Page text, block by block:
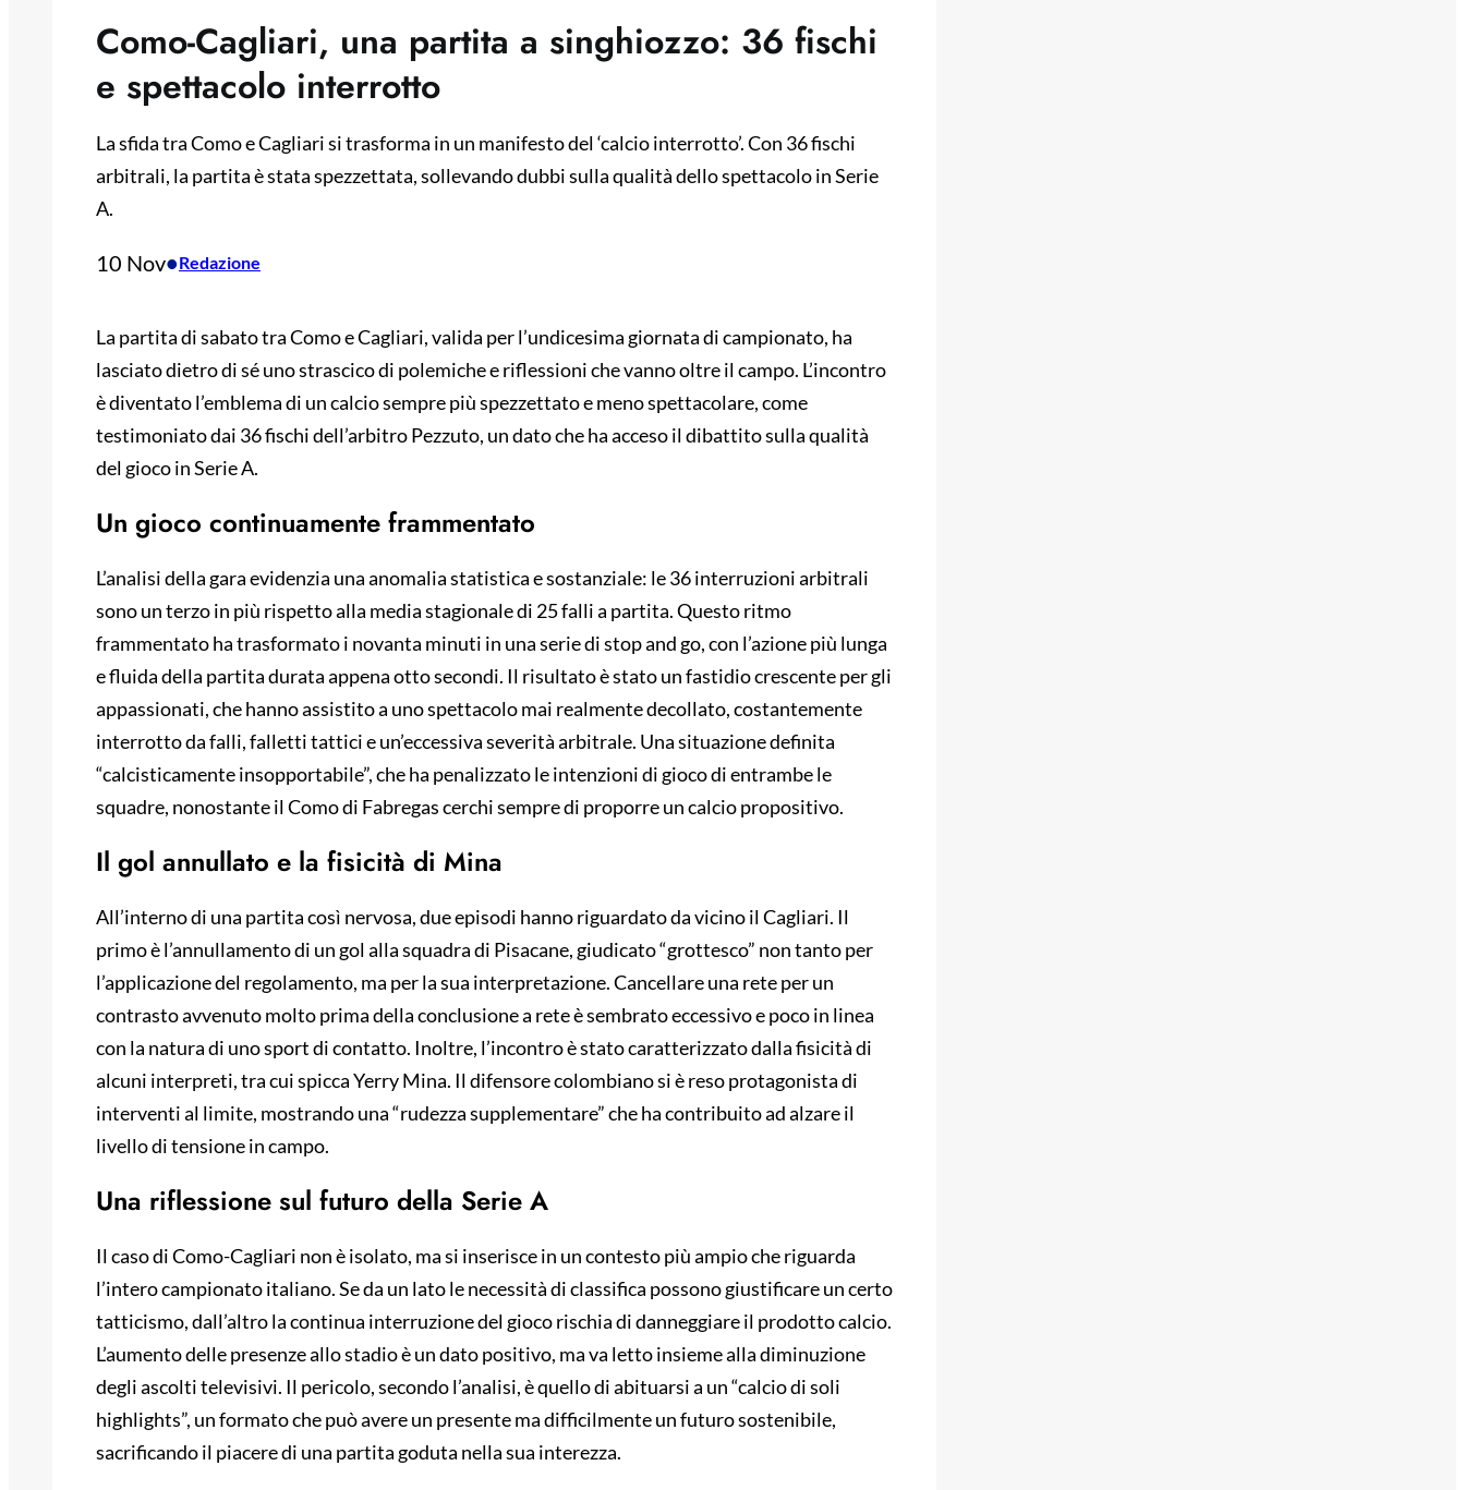
Como-Cagliari, una partita a singhiozzo: 36 fischi
e spettacolo interrotto
La sfida tra Como e Cagliari si trasforma in un manifesto del ‘calcio interrotto’. Con 36 fischi
arbitrali, la partita è stata spezzettata, sollevando dubbi sulla qualità dello spettacolo in Serie
A.
10 Nov•Redazione
La partita di sabato tra Como e Cagliari, valida per l’undicesima giornata di campionato, ha
lasciato dietro di sé uno strascico di polemiche e riflessioni che vanno oltre il campo. L’incontro
è diventato l’emblema di un calcio sempre più spezzettato e meno spettacolare, come
testimoniato dai 36 fischi dell’arbitro Pezzuto, un dato che ha acceso il dibattito sulla qualità
del gioco in Serie A.
Un gioco continuamente frammentato
L’analisi della gara evidenzia una anomalia statistica e sostanziale: le 36 interruzioni arbitrali
sono un terzo in più rispetto alla media stagionale di 25 falli a partita. Questo ritmo
frammentato ha trasformato i novanta minuti in una serie di stop and go, con l’azione più lunga
e fluida della partita durata appena otto secondi. Il risultato è stato un fastidio crescente per gli
appassionati, che hanno assistito a uno spettacolo mai realmente decollato, costantemente
interrotto da falli, falletti tattici e un’eccessiva severità arbitrale. Una situazione definita
“calcisticamente insopportabile”, che ha penalizzato le intenzioni di gioco di entrambe le
squadre, nonostante il Como di Fabregas cerchi sempre di proporre un calcio propositivo.
Il gol annullato e la fisicità di Mina
All’interno di una partita così nervosa, due episodi hanno riguardato da vicino il Cagliari. Il
primo è l’annullamento di un gol alla squadra di Pisacane, giudicato “grottesco” non tanto per
l’applicazione del regolamento, ma per la sua interpretazione. Cancellare una rete per un
contrasto avvenuto molto prima della conclusione a rete è sembrato eccessivo e poco in linea
con la natura di uno sport di contatto. Inoltre, l’incontro è stato caratterizzato dalla fisicità di
alcuni interpreti, tra cui spicca Yerry Mina. Il difensore colombiano si è reso protagonista di
interventi al limite, mostrando una “rudezza supplementare” che ha contribuito ad alzare il
livello di tensione in campo.
Una riflessione sul futuro della Serie A
Il caso di Como-Cagliari non è isolato, ma si inserisce in un contesto più ampio che riguarda
l’intero campionato italiano. Se da un lato le necessità di classifica possono giustificare un certo
tatticismo, dall’altro la continua interruzione del gioco rischia di danneggiare il prodotto calcio.
L’aumento delle presenze allo stadio è un dato positivo, ma va letto insieme alla diminuzione
degli ascolti televisivi. Il pericolo, secondo l’analisi, è quello di abituarsi a un “calcio di soli
highlights”, un formato che può avere un presente ma difficilmente un futuro sostenibile,
sacrificando il piacere di una partita goduta nella sua interezza.